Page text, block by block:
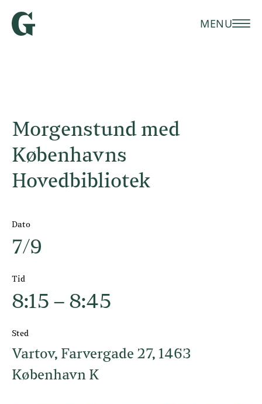
MENU
Morgenstund med
Københavns
Hovedbibliotek
Dato
7/9
Tid
8:15 – 8:45
Sted
Vartov, Farvergade 27, 1463
København K